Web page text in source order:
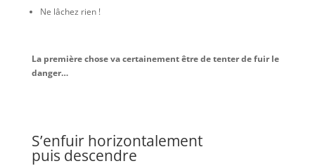
Ne lâchez rien !
La première chose va certainement être de tenter de fuir le
danger…
S’enfuir horizontalement
puis descendre